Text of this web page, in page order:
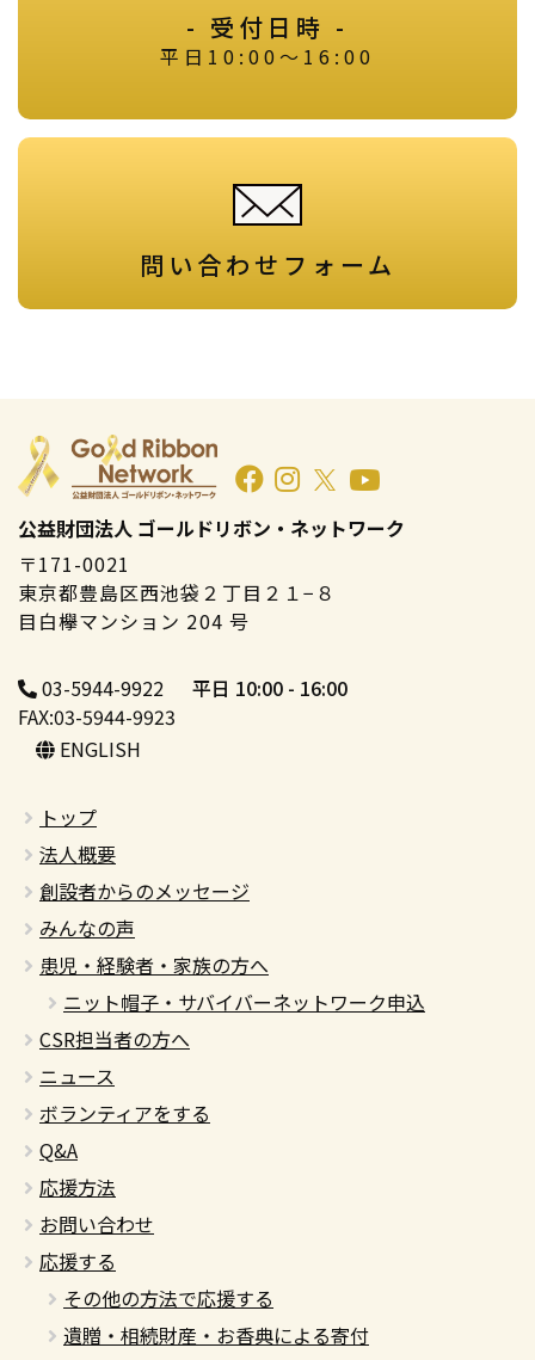
- 受付日時 -
平日10:00～16:00
問い合わせフォーム
公益財団法人 ゴールドリボン・ネットワーク
〒171-0021
東京都豊島区西池袋２丁目２１−８
目白欅マンション 204 号
03-5944-9922
平日 10:00 - 16:00
FAX:03-5944-9923
ENGLISH
トップ
法人概要
創設者からのメッセージ
みんなの声
患児・経験者・家族の方へ
ニット帽子・サバイバーネットワーク申込
CSR担当者の方へ
ニュース
ボランティアをする
Q&A
応援方法
お問い合わせ
応援する
その他の方法で応援する
遺贈・相続財産・お香典による寄付